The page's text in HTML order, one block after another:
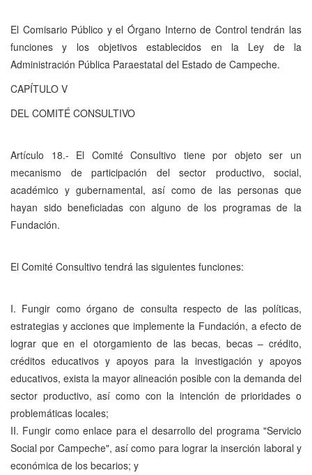
El Comisario Público y el Órgano Interno de Control tendrán las
funciones y los objetivos establecidos en la Ley de la
Administración Pública Paraestatal del Estado de Campeche.
CAPÍTULO V
DEL COMITÉ CONSULTIVO
Artículo 18.- El Comité Consultivo tiene por objeto ser un
mecanismo de participación del sector productivo, social,
académico y gubernamental, así como de las personas que
hayan sido beneficiadas con alguno de los programas de la
Fundación.
El Comité Consultivo tendrá las siguientes funciones:
I. Fungir como órgano de consulta respecto de las políticas,
estrategias y acciones que implemente la Fundación, a efecto de
lograr que en el otorgamiento de las becas, becas – crédito,
créditos educativos y apoyos para la investigación y apoyos
educativos, exista la mayor alineación posible con la demanda del
sector productivo, así como con la intención de prioridades o
problemáticas locales;
II. Fungir como enlace para el desarrollo del programa "Servicio
Social por Campeche", así como para lograr la inserción laboral y
económica de los becarios; y